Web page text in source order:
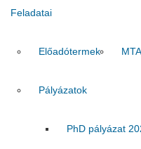
Feladatai
Előadótermek
Pályázatok
PhD pályázat